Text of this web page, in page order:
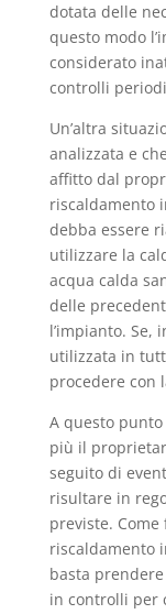
dotata delle
questo modo
considerato
controlli
Un’altra
analizzata e
affitto dal
riscaldamento
debba essere
utilizzare la
acqua calda
delle
l’impianto. Se,
utilizzata in
procedere con
A questo
più il
seguito di
risultare in
previste.
riscaldamento
basta
in controlli per